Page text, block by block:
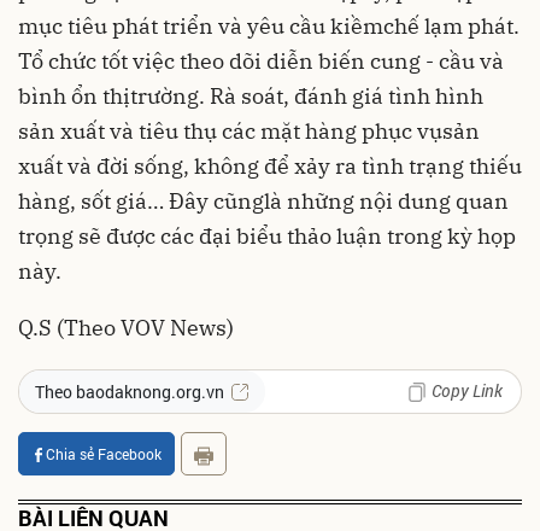
mục tiêu phát triển và yêu cầu kiềmchế lạm phát.
Tổ chức tốt việc theo dõi diễn biến cung - cầu và
bình ổn thịtrường. Rà soát, đánh giá tình hình
sản xuất và tiêu thụ các mặt hàng phục vụsản
xuất và đời sống, không để xảy ra tình trạng thiếu
hàng, sốt giá… Đây cũnglà những nội dung quan
trọng sẽ được các đại biểu thảo luận trong kỳ họp
này.
Q.S (Theo VOV News)
Theo baodaknong.org.vn Copy Link
Chia sẻ Facebook
BÀI LIÊN QUAN